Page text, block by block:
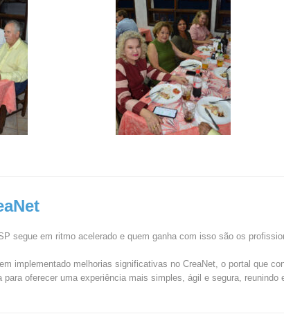
segue em ritmo acelerado e quem ganha com isso são os
implementado melhorias significativas no CreaNet, o portal que
para oferecer uma experiência mais simples, ágil e segura,